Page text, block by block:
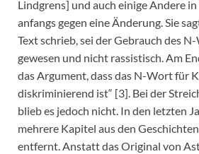
Lindgrens] und auch einige Andere
anfangs gegen eine Änderung. Sie
Text schrieb, sei der Gebrauch des
gewesen und nicht rassistisch. Am
das Argument, dass das N-Wort für
diskriminierend ist“ [3]. Bei der
blieb es jedoch nicht. In den letzten
mehrere Kapitel aus den
entfernt. Anstatt das Original von